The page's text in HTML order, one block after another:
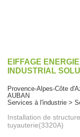
EIFFAGE
INDUSTRIAL
Provence-Alpes-Côte
AUBAN
Services à l'industrie >
Installation de
tuyauterie(3320A)